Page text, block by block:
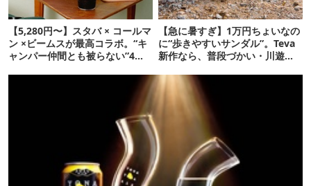
【5,280円〜】スタバ × コールマ
ン ×ビームスが最高コラボ。“キ
ャンパー仲間とも被らない”4ア
【急に暑すぎ】1万円ちょいなの
に“歩きやすいサンダル”。Teva
新作なら、普段づかい・川遊